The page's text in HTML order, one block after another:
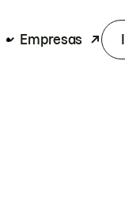
Empresas